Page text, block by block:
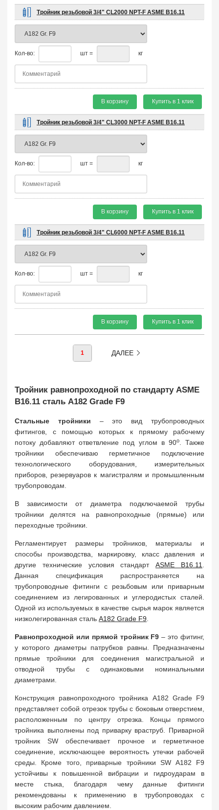
Тройник резьбовой 3/4" CL2000 NPT-F ASME B16.11
Кол-во: шт = кг
В корзину Купить в 1 клик
Тройник резьбовой 3/4" CL3000 NPT-F ASME B16.11
Кол-во: шт = кг
В корзину Купить в 1 клик
Тройник резьбовой 3/4" CL6000 NPT-F ASME B16.11
Кол-во: шт = кг
В корзину Купить в 1 клик
1 ДАЛЕЕ
Тройник равнопроходной по стандарту ASME
B16.11 сталь A182 Grade F9
Стальные тройники – это вид трубопроводных
фитингов, с помощью которых к прямому рабочему
потоку добавляют ответвление под углом в 90о. Также
тройники обеспечиваю герметичное подключение
технологического оборудования, измерительных
приборов, резервуаров к магистралям и промышленным
трубопроводам.
В зависимости от диаметра подключаемой трубы
тройники делятся на равнопроходные (прямые) или
переходные тройники.
Регламентирует размеры тройников, материалы и
способы производства, маркировку, класс давления и
другие технические условия стандартASME B16.11
Данная спецификация распространяется на
трубопроводные фитинги с резьбовым или приварным
соединением из легированных и углеродистых сталей.
Одной из используемых в качестве сырья марок является
низколегированная сталь A182 Grade F9
Равнопроходной или прямой тройник F9 – это фитинг,
у которого диаметры патрубков равны. Предназначены
прямые тройники для соединения магистральной и
отводной трубы с одинаковыми номинальными
диаметрами.
Конструкция равнопроходного тройника A182 Grade F9
представляет собой отрезок трубы с боковым отверстием,
расположенным по центру отрезка. Концы прямого
тройника выполнены под приварку враструб. Приварной
тройник SW обеспечивает прочное и герметичное
соединение, исключающее вероятность утечки рабочей
среды. Кроме того, приварные тройники SW A182 F9
устойчивы к повышенной вибрации и гидроударам в
месте стыка, благодаря чему данные фитинги
рекомендованы к применению в трубопроводах с
высоким рабочим давлением.